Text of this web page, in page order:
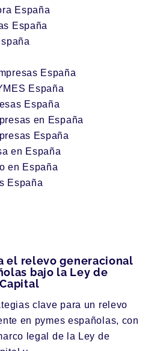
España
España
España
España
España
en España
España
en España
en España
España
el relevo generacional
bajo la Ley de
clave para un relevo
en pymes españolas, con
legal de la Ley de